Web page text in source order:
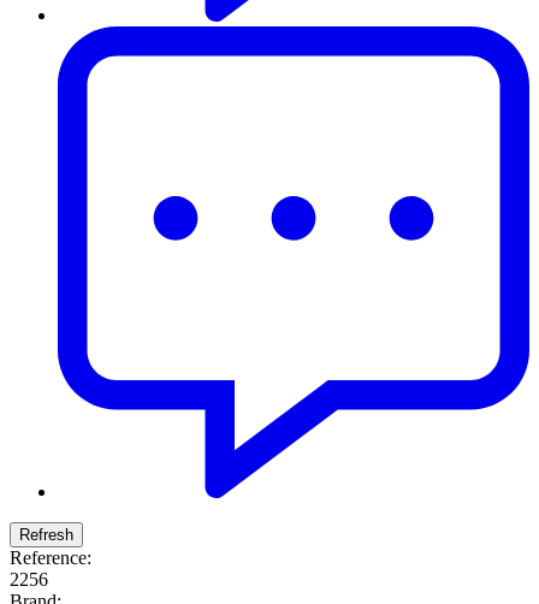
Reference:
2256